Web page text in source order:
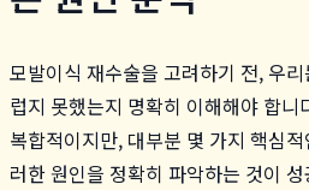
모발이식 재수술을 고려하기 전, 우
럽지 못했는지 명확히 이해해야 합
복합적이지만, 대부분 몇 가지 핵심
러한 원인을 정확히 파악하는 것이